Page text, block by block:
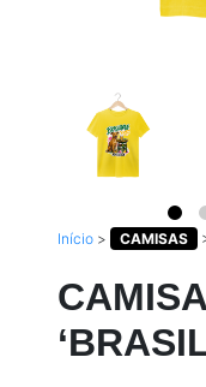
Início > CAMISAS